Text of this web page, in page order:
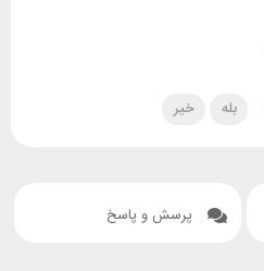
بله خیر
پرسش و پاسخ